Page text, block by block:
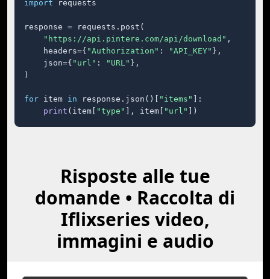
import requests
response = requests.post(
"https://api.pintere.com/api/download" ,
    headers={
"Authorization" : "API_KEY" },
    json={
"url" : "URL" },
)
for item in response.json()[ "items"
]:
print (item[ "type" ], item[ "url" ])
Risposte alle tue
domande • Raccolta di
Iflixseries video,
immagini e audio